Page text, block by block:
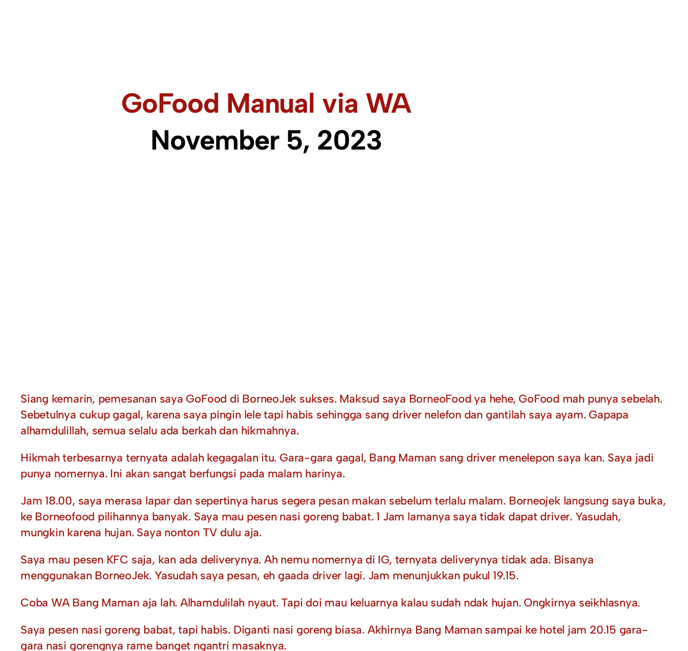
GoFood Manual via WA
November 5, 2023
Siang kemarin, pemesanan saya GoFood di BorneoJek sukses. Maksud saya BorneoFood ya hehe, GoFood mah punya sebelah.
Sebetulnya cukup gagal, karena saya pingin lele tapi habis sehingga sang driver nelefon dan gantilah saya ayam. Gapapa
alhamdulillah, semua selalu ada berkah dan hikmahnya.
Hikmah terbesarnya ternyata adalah kegagalan itu. Gara-gara gagal, Bang Maman sang driver menelepon saya kan. Saya jadi
punya nomernya. Ini akan sangat berfungsi pada malam harinya.
Jam 18.00, saya merasa lapar dan sepertinya harus segera pesan makan sebelum terlalu malam. Borneojek langsung saya buka,
ke Borneofood pilihannya banyak. Saya mau pesen nasi goreng babat. 1 Jam lamanya saya tidak dapat driver. Yasudah,
mungkin karena hujan. Saya nonton TV dulu aja.
Saya mau pesen KFC saja, kan ada deliverynya. Ah nemu nomernya di IG, ternyata deliverynya tidak ada. Bisanya
menggunakan BorneoJek. Yasudah saya pesan, eh gaada driver lagi. Jam menunjukkan pukul 19.15.
Coba WA Bang Maman aja lah. Alhamdulilah nyaut. Tapi doi mau keluarnya kalau sudah ndak hujan. Ongkirnya seikhlasnya.
Saya pesen nasi goreng babat, tapi habis. Diganti nasi goreng biasa. Akhirnya Bang Maman sampai ke hotel jam 20.15 gara-
gara nasi gorengnya rame banget ngantri masaknya.